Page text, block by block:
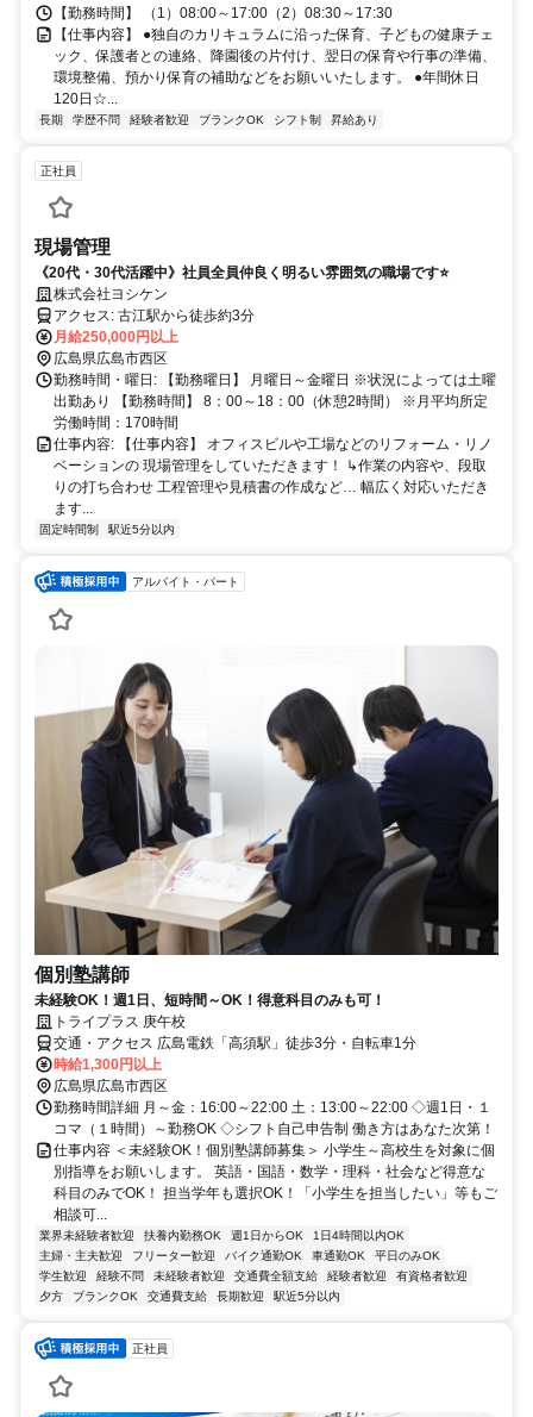
【勤務時間】 （1）08:00～17:00（2）08:30～17:30
【仕事内容】 ●独自のカリキュラムに沿った保育、子どもの健康チェ
ック、保護者との連絡、降園後の片付け、翌日の保育や行事の準備、
環境整備、預かり保育の補助などをお願いいたします。 ●年間休日
120日☆...
長期 学歴不問 経験者歓迎 ブランクOK シフト制 昇給あり
正社員
現場管理
《20代・30代活躍中》社員全員仲良く明るい雰囲気の職場です⭐
株式会社ヨシケン
アクセス: 古江駅から徒歩約3分
月給250,000円以上
広島県広島市西区
勤務時間・曜日: 【勤務曜日】 月曜日～金曜日 ※状況によっては土曜
出勤あり 【勤務時間】 8：00～18：00（休憩2時間） ※月平均所定
労働時間：170時間
仕事内容: 【仕事内容】 オフィスビルや工場などのリフォーム・リノ
ベーションの 現場管理をしていただきます！ ↳作業の内容や、段取
りの打ち合わせ 工程管理や見積書の作成など… 幅広く対応いただき
ます...
固定時間制 駅近5分以内
アルバイト・パート
個別塾講師
未経験OK！週1日、短時間～OK！得意科目のみも可！
トライプラス 庚午校
交通・アクセス 広島電鉄「高須駅」徒歩3分・自転車1分
時給1,300円以上
広島県広島市西区
勤務時間詳細 月～金：16:00～22:00 土：13:00～22:00 ◇週1日・１
コマ（１時間）～勤務OK ◇シフト自己申告制 働き方はあなた次第！
仕事内容 ＜未経験OK！個別塾講師募集＞ 小学生～高校生を対象に個
別指導をお願いします。 英語・国語・数学・理科・社会など得意な
科目のみでOK！ 担当学年も選択OK！「小学生を担当したい」等もご
相談可...
業界未経験者歓迎 扶養内勤務OK 週1日からOK
1日4時間以内OK
主婦・主夫歓迎
フリーター歓迎 バイク通勤OK 車通勤OK
平日のみOK
学生歓迎
経験不問 未経験者歓迎 交通費全額支給 経験者歓迎
有資格者歓迎
夕方
ブランクOK 交通費支給 長期歓迎 駅近5分以内
正社員